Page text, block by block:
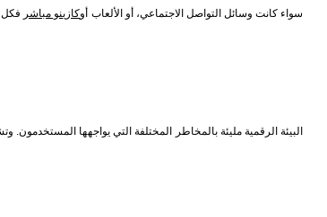
سواء كانت وسائل التواصل الاجتماعي، أو الألعاب أوكازينو مباشر فكل
البيئة الرقمية مليئة بالمخاطر المختلفة التي يواجهها